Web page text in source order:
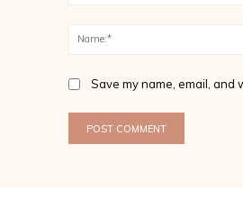
Save my name, email, and